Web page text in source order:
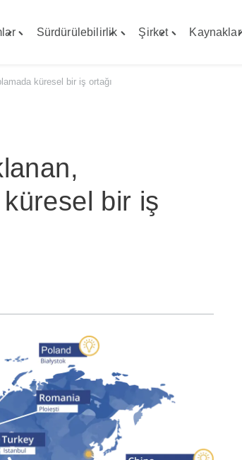
Toggle
Sürdürülebilirlik
Toggle
Şirket
Toggle
Kaynaklar
küresel bir iş ortağı
bir iş